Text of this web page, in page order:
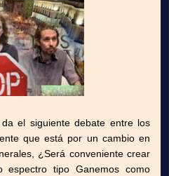
el siguiente debate entre los
que está por un cambio en
¿Será conveniente crear
espectro tipo Ganemos como